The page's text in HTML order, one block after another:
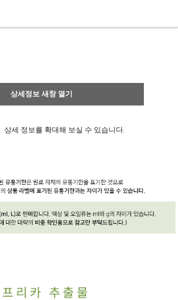
상세정보 새창 열기
상세 정보를 확대해 보실 수 있습니다.